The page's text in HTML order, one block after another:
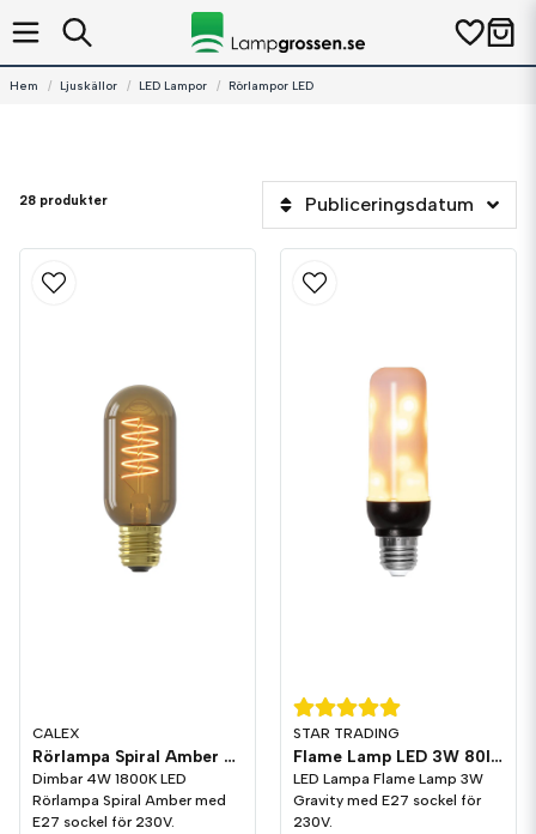
Hem Ljuskällor LED Lampor Rörlampor LED
28 produkter Publiceringsdatum
CALEX
Rörlampa Spiral Amber LED 120lm E27 1800K Dim
Dimbar 4W 1800K LED
Rörlampa Spiral Amber med
E27 sockel för 230V.
STAR TRADING
Flame Lamp LED 3W 80lm E27 Gravity
LED Lampa Flame Lamp 3W
Gravity med E27 sockel för
230V.